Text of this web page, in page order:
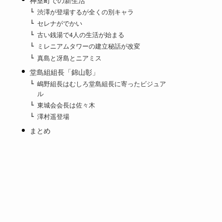
渋澤が登場するが全くの別キャラ
セレナがでかい
古い銭湯で4人の生活が始まる
ミレニアムタワーの建立秘話が改変
真島と冴島とニアミス
堂島組組長「錦山彰」
嶋野組長はむしろ堂島組長に寄ったビジュア
ル
東城会会長は佐々木
澤村遥登場
まとめ